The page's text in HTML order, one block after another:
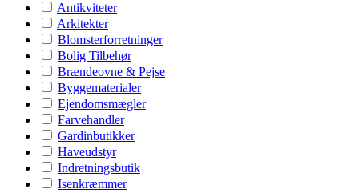
Antikviteter
Arkitekter
Blomsterforretninger
Bolig Tilbehør
Brændeovne & Pejse
Byggematerialer
Ejendomsmægler
Farvehandler
Gardinbutikker
Haveudstyr
Indretningsbutik
Isenkræmmer